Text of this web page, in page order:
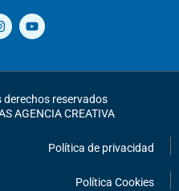
Y
o
u
e
reservados
AGENCIA CREATIVA
Política de privacidad
Política Cookies